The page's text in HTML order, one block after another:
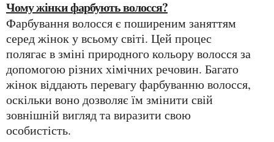
Чому жінки фарбують волосся?
Фарбування волосся є поширеним заняттям
серед жінок у всьому світі. Цей процес
полягає в зміні природного кольору волосся за
допомогою різних хімічних речовин. Багато
жінок віддають перевагу фарбуванню волосся,
оскільки воно дозволяє їм змінити свій
зовнішній вигляд та виразити свою
особистість.